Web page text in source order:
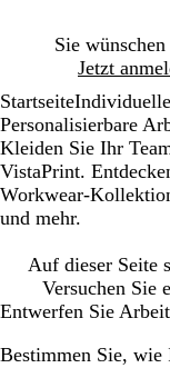
Sie
Jetzt
Galeriebild
1
Startseite
Personalisierbare
Kleiden Sie Ihr
VistaPrint.
Workwear-
und mehr.
Auf dieser Seite
Versuchen Sie
Entwerfen Sie
Bestimmen Sie, wie